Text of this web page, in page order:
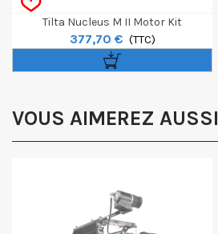
Tilta Nucleus M II Motor Kit
377,70 € (TTC)
VOUS AIMEREZ AUSSI